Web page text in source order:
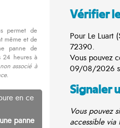
permet de
même et de
panne de
24 heures à
associé à
en ce
panne
Vérifier
Pour Le Luart
72390.
Vous pouvez
09/08/2026
Signaler
Vous pouvez
accessible via